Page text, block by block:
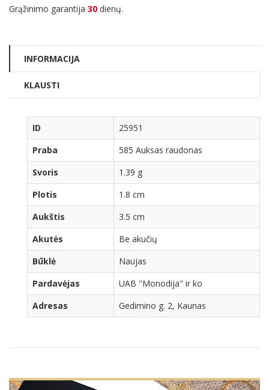
Grąžinimo garantija 30 dienų.
INFORMACIJA
KLAUSTI
ID
25951
Praba
585 Auksas raudonas
Svoris
1.39 g
Plotis
1.8 cm
Aukštis
3.5 cm
Akutės
Be akučių
Būklė
Naujas
Pardavėjas
UAB "Monodija" ir ko
Adresas
Gedimino g. 2, Kaunas